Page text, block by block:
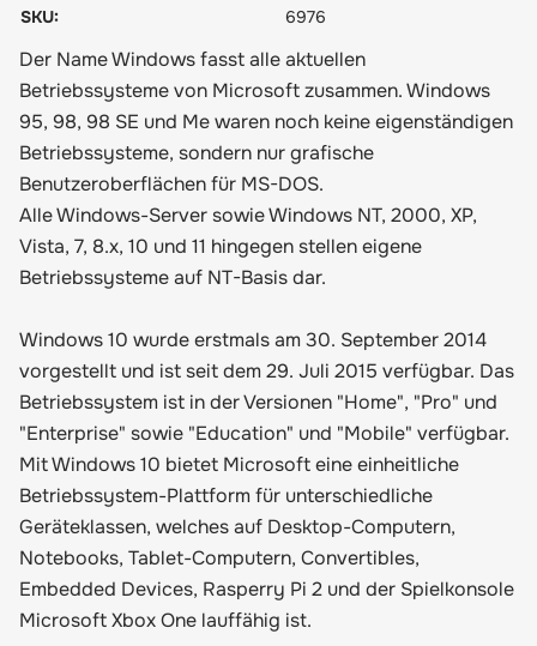
Der Name Windows fasst alle aktuellen
Betriebssysteme von Microsoft zusammen. Windows
95, 98, 98 SE und Me waren noch keine eigenständigen
Betriebssysteme, sondern nur grafische
Benutzeroberflächen für MS-DOS.
Alle Windows-Server sowie Windows NT, 2000, XP,
Vista, 7, 8.x, 10 und 11 hingegen stellen eigene
Betriebssysteme auf NT-Basis dar.
Windows 10 wurde erstmals am 30. September 2014
vorgestellt und ist seit dem 29. Juli 2015 verfügbar. Das
Betriebssystem ist in der Versionen "Home", "Pro" und
"Enterprise" sowie "Education" und "Mobile" verfügbar.
Mit Windows 10 bietet Microsoft eine einheitliche
Betriebssystem-Plattform für unterschiedliche
Geräteklassen, welches auf Desktop-Computern,
Notebooks, Tablet-Computern, Convertibles,
Embedded Devices, Rasperry Pi 2 und der Spielkonsole
Microsoft Xbox One lauffähig ist.
SKU: 6976